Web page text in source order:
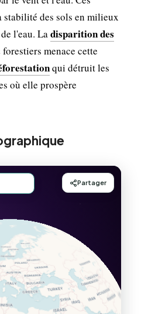
des sols en milieux
l'eau. Ladisparition des
menace cette
qui détruit les
où elle prospère